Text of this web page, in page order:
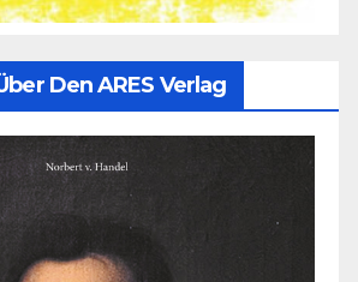
Den ARES Verlag